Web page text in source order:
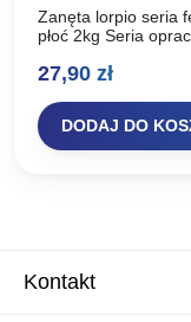
Zanęta lorpio seria
płoć 2kg Seria
27,90 zł
DODAJ DO
Kontakt